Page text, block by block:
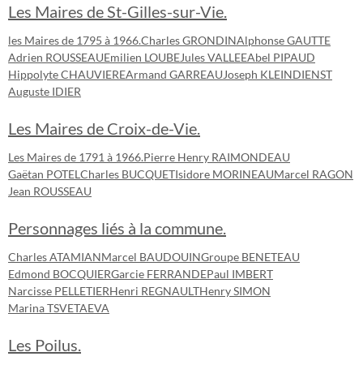
Les Maires de St-Gilles-sur-Vie.
les Maires de 1795 à 1966.Charles GRONDINAlphonse GAUTTE
Adrien ROUSSEAUEmilien LOUBEJules VALLEEAbel PIPAUD
Hippolyte CHAUVIEREArmand GARREAUJoseph KLEINDIENST
Auguste IDIER
Les Maires de Croix-de-Vie.
Les Maires de 1791 à 1966.Pierre Henry RAIMONDEAU
Gaëtan POTEL Charles BUCQUETIsidore MORINEAUMarcel RAGON
Jean ROUSSEAU
Personnages liés à la commune.
Charles ATAMIANMarcel BAUDOUINGroupe BENETEAU
Edmond BOCQUIERGarcie FERRANDEPaul IMBERT
Narcisse PELLETIERHenri REGNAULTHenry SIMON
Marina TSVETAEVA
Les Poilus.